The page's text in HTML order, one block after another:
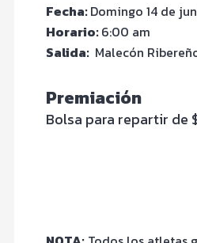
Fecha:Domingo 14 de
Horario:6:00 am
Salida: Malecón
Premiación
Bolsa para repartir de